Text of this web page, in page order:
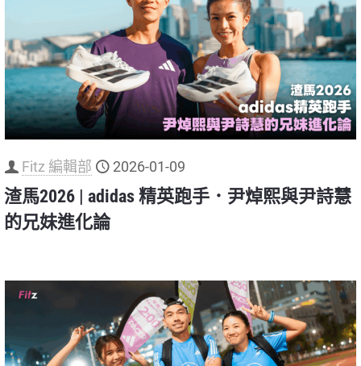
Fitz 編輯部 2026-01-09
渣馬2026 | adidas 精英跑手．尹焯熙與尹詩慧
的兄妹進化論